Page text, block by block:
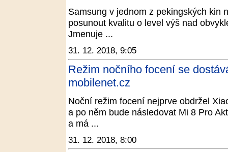
Samsung v jednom z pekingských kin
posunout kvalitu o level výš nad
Jmenuje ...
31. 12. 2018, 9:05
Režim nočního focení se
mobilenet.cz
Noční režim focení nejprve obdržel
a po něm bude následovat Mi 8 Pro
a má ...
31. 12. 2018, 8:00